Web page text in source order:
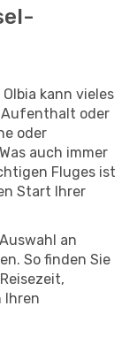
kann vieles
Aufenthalt oder
oder
auch immer
Fluges ist
Start Ihrer
an
So finden Sie
Ihren